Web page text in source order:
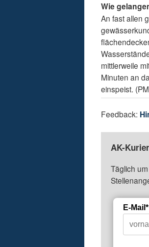
Wie
An fast allen
mittlerweile
Minuten an
einspeist.
Feedback:
AK-
Täglich
E-Mail*